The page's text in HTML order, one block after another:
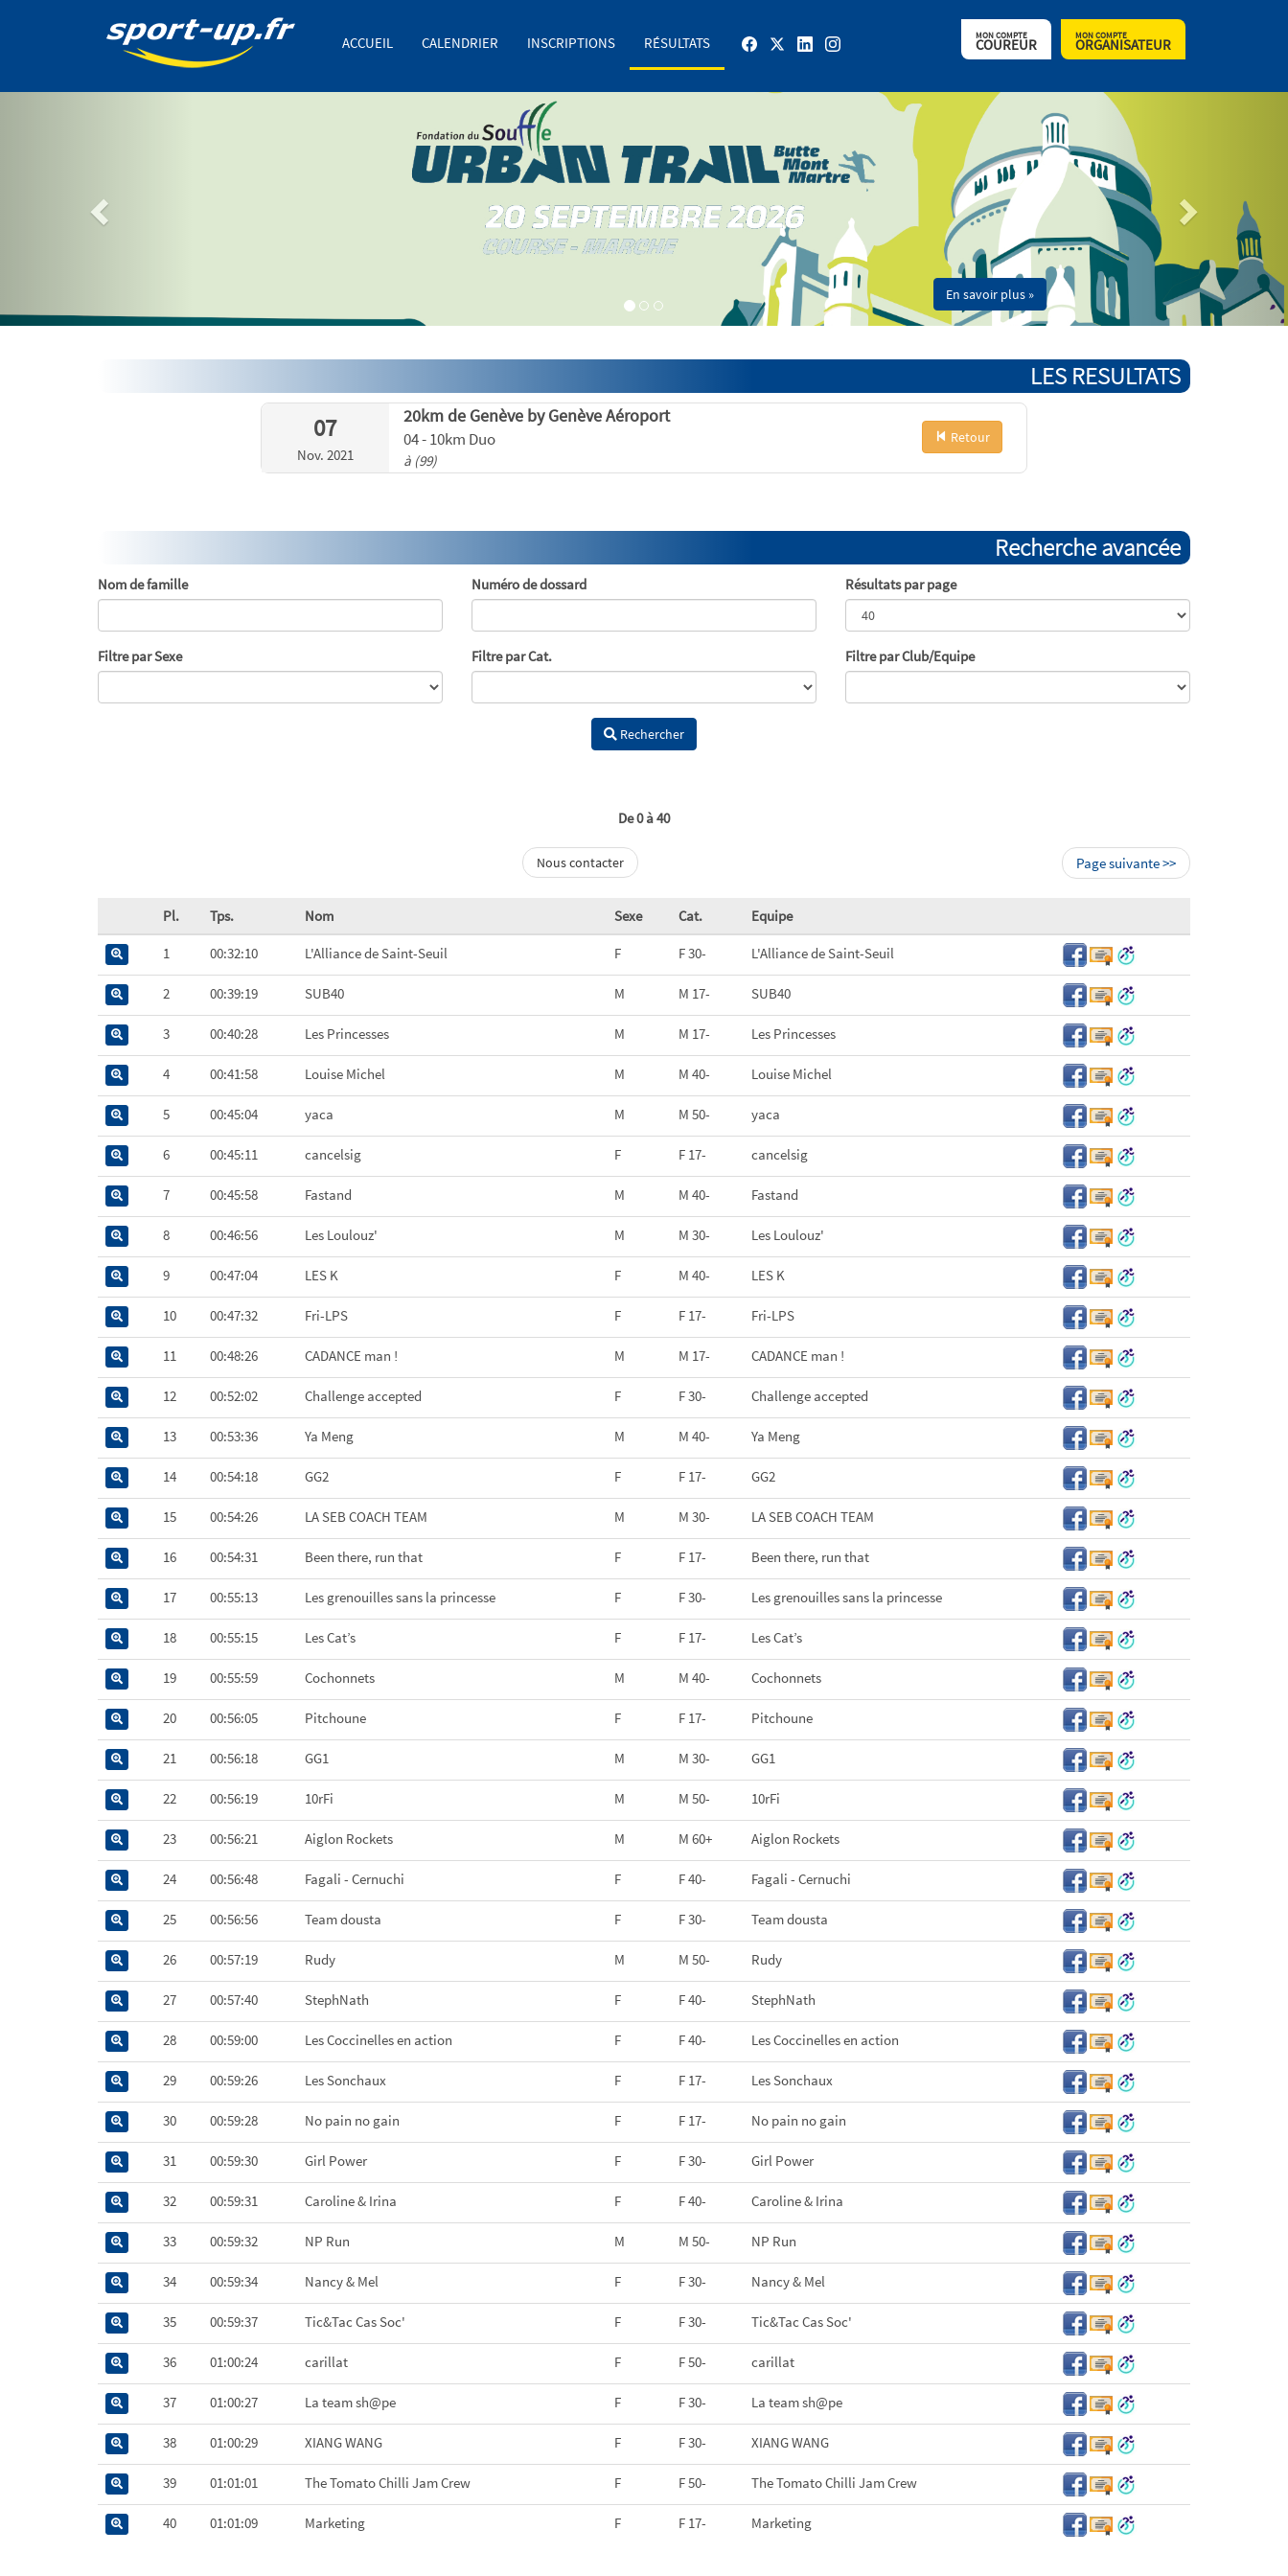
ACCUEIL CALENDRIER INSCRIPTIONS RÉSULTATS MON COMPTE
COUREUR
MON COMPTE
ORGANISATEUR
En savoir plus »
Previous
LES RESULTATS
07
Nov. 2021
20km de Genève by Genève Aéroport
04 - 10km Duo
à (99)
Retour
Recherche avancée
Nom de famille Numéro de dossard Résultats par page
Filtre par Sexe Filtre par Cat. Filtre par Club/Equipe
Rechercher
De 0 à 40
Nous contacter Page suivante >>
Pl. Tps. Nom Sexe Cat. Equipe
1 00:32:10 L'Alliance de Saint-Seuil F F 30- L'Alliance de Saint-Seuil
2 00:39:19 SUB40 M M 17- SUB40
3 00:40:28 Les Princesses M M 17- Les Princesses
4 00:41:58 Louise Michel M M 40- Louise Michel
5 00:45:04 yaca M M 50- yaca
6 00:45:11 cancelsig F F 17- cancelsig
7 00:45:58 Fastand M M 40- Fastand
8 00:46:56 Les Loulouz' M M 30- Les Loulouz'
9 00:47:04 LES K F M 40- LES K
10 00:47:32 Fri-LPS F F 17- Fri-LPS
11 00:48:26 CADANCE man ! M M 17- CADANCE man !
12 00:52:02 Challenge accepted F F 30- Challenge accepted
13 00:53:36 Ya Meng M M 40- Ya Meng
14 00:54:18 GG2 F F 17- GG2
15 00:54:26 LA SEB COACH TEAM M M 30- LA SEB COACH TEAM
16 00:54:31 Been there, run that F F 17- Been there, run that
17 00:55:13 Les grenouilles sans la princesse F F 30- Les grenouilles sans la princesse
18 00:55:15 Les Cat’s F F 17- Les Cat’s
19 00:55:59 Cochonnets M M 40- Cochonnets
20 00:56:05 Pitchoune F F 17- Pitchoune
21 00:56:18 GG1 M M 30- GG1
22 00:56:19 10rFi M M 50- 10rFi
23 00:56:21 Aiglon Rockets M M 60+ Aiglon Rockets
24 00:56:48 Fagali - Cernuchi F F 40- Fagali - Cernuchi
25 00:56:56 Team dousta F F 30- Team dousta
26 00:57:19 Rudy M M 50- Rudy
27 00:57:40 StephNath F F 40- StephNath
28 00:59:00 Les Coccinelles en action F F 40- Les Coccinelles en action
29 00:59:26 Les Sonchaux F F 17- Les Sonchaux
30 00:59:28 No pain no gain F F 17- No pain no gain
31 00:59:30 Girl Power F F 30- Girl Power
32 00:59:31 Caroline & Irina F F 40- Caroline & Irina
33 00:59:32 NP Run M M 50- NP Run
34 00:59:34 Nancy & Mel F F 30- Nancy & Mel
35 00:59:37 Tic&Tac Cas Soc' F F 30- Tic&Tac Cas Soc'
36 01:00:24 carillat F F 50- carillat
37 01:00:27 La team sh@pe F F 30- La team sh@pe
38 01:00:29 XIANG WANG F F 30- XIANG WANG
39 01:01:01 The Tomato Chilli Jam Crew F F 50- The Tomato Chilli Jam Crew
40 01:01:09 Marketing F F 17- Marketing